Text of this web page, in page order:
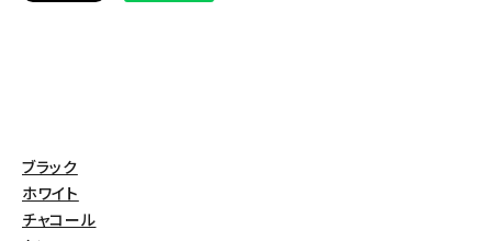
ブラック
ホワイト
チャコール